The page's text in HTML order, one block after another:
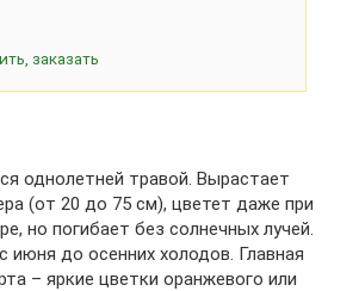
заказать
однолетней травой. Вырастает
(от 20 до 75 см), цветет даже при
но погибает без солнечных лучей.
июня до осенних холодов. Главная
– яркие цветки оранжевого или